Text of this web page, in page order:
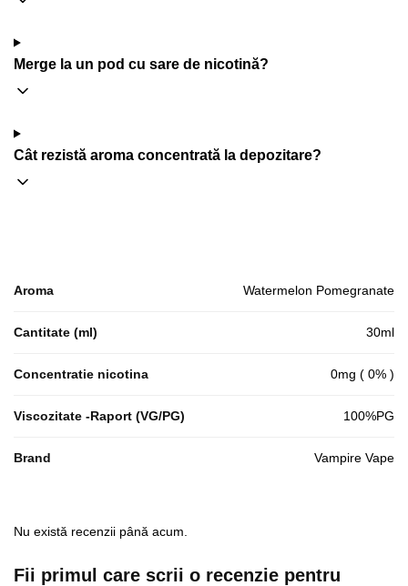
Merge la un pod cu sare de nicotină?
Cât rezistă aroma concentrată la depozitare?
Aroma Watermelon Pomegranate
Cantitate (ml) 30ml
Concentratie nicotina 0mg ( 0% )
Viscozitate -Raport (VG/PG) 100%PG
Brand Vampire Vape
Nu există recenzii până acum.
Fii primul care scrii o recenzie pentru